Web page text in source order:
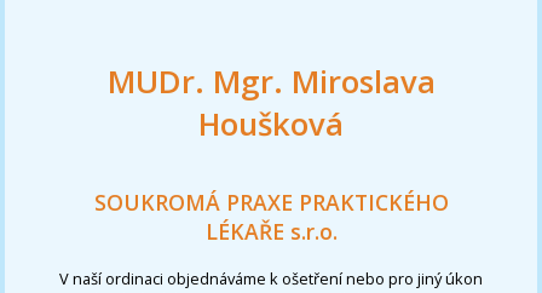
MUDr. Mgr. Miroslava
Houšková
SOUKROMÁ PRAXE PRAKTICKÉHO
LÉKAŘE s.r.o.
V naší ordinaci objednáváme k ošetření nebo pro jiný úkon